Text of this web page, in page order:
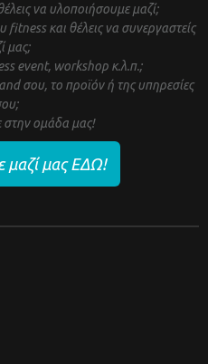
να υλοποιήσουμε μαζί;
fitness και θέλεις να συνεργαστείς
μας;
event, workshop κ.λ.π.;
σου, το προϊόν ή της υπηρεσίες
στην ομάδα μας!
μαζί μας ΕΔΩ!